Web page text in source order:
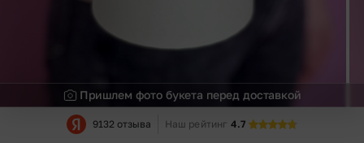
Пришлем фото букета перед доставкой
9132 отзыва Наш рейтинг 4.7